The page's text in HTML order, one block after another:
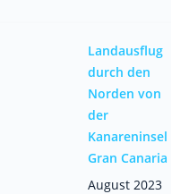
Landausflug
durch den
Norden von
der
Kanareninsel
Gran Canaria
August 2023